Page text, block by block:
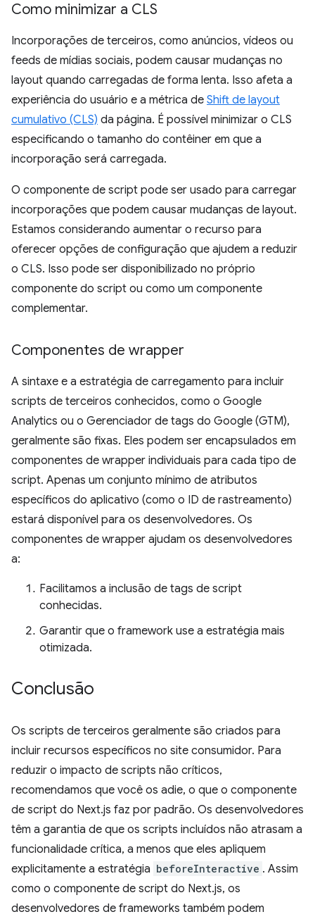
Como minimizar a CLS
Incorporações de terceiros, como anúncios, vídeos ou
feeds de mídias sociais, podem causar mudanças no
layout quando carregadas de forma lenta. Isso afeta a
experiência do usuário e a métrica de Shift de layout
cumulativo (CLS) da página. É possível minimizar o CLS
especificando o tamanho do contêiner em que a
incorporação será carregada.
O componente de script pode ser usado para carregar
incorporações que podem causar mudanças de layout.
Estamos considerando aumentar o recurso para
oferecer opções de configuração que ajudem a reduzir
o CLS. Isso pode ser disponibilizado no próprio
componente do script ou como um componente
complementar.
Componentes de wrapper
A sintaxe e a estratégia de carregamento para incluir
scripts de terceiros conhecidos, como o Google
Analytics ou o Gerenciador de tags do Google (GTM),
geralmente são fixas. Eles podem ser encapsulados em
componentes de wrapper individuais para cada tipo de
script. Apenas um conjunto mínimo de atributos
específicos do aplicativo (como o ID de rastreamento)
estará disponível para os desenvolvedores. Os
componentes de wrapper ajudam os desenvolvedores
a:
Facilitamos a inclusão de tags de script
conhecidas.
Garantir que o framework use a estratégia mais
otimizada.
Conclusão
Os scripts de terceiros geralmente são criados para
incluir recursos específicos no site consumidor. Para
reduzir o impacto de scripts não críticos,
recomendamos que você os adie, o que o componente
de script do Next.js faz por padrão. Os desenvolvedores
têm a garantia de que os scripts incluídos não atrasam a
funcionalidade crítica, a menos que eles apliquem
explicitamente a estratégia beforeInteractive . Assim
como o componente de script do Next.js, os
desenvolvedores de frameworks também podem